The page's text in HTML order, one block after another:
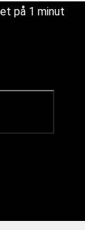
på 1 minut